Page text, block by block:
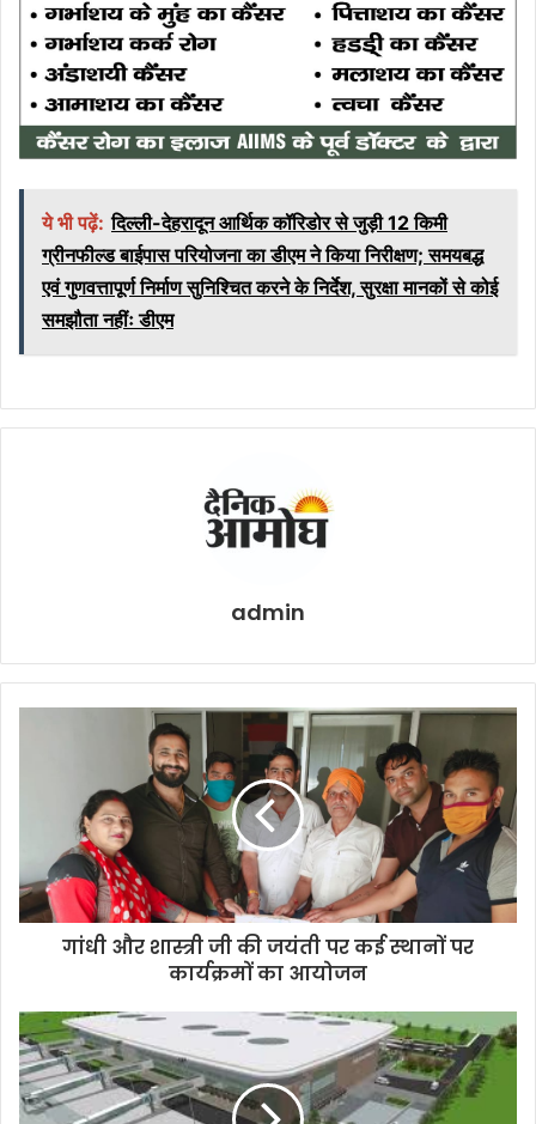
ये भी पढ़ें: दिल्ली-देहरादून आर्थिक कॉरिडोर से जुड़ी 12 किमी
ग्रीनफील्ड बाईपास परियोजना का डीएम ने किया निरीक्षण; समयबद्ध
एवं गुणवत्तापूर्ण निर्माण सुनिश्चित करने के निर्देश, सुरक्षा मानकों से कोई
समझौता नहींः डीएम
admin
गांधी और शास्त्री जी की जयंती पर कई स्थानों पर
कार्यक्रमों का आयोजन